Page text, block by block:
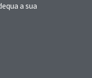
a sua